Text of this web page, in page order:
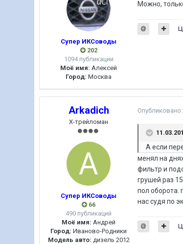
Супер ИКСоводы
202
1094 публикации
Моё имя: Алексей
Город: Москва
Можно,
Arkadich
Х-трейломан
Супер ИКСоводы
66
490 публикаций
Моё имя: Андрей
Город: Иваново-Родники
Модель авто: дизель 2012
Опубликовано:
А если
менял на
фильтр и
грушей раз
пол оборота.
нас судя по